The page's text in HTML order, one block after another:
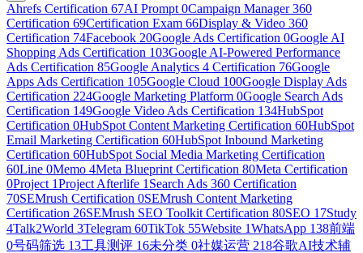
Ahrefs Certification 67AI Prompt 0Campaign Manager 360
Certification 69Certification Exam 66Display & Video 360
Certification 74Facebook 20Google Ads Certification 0Google AI
Shopping Ads Certification 103Google AI-Powered Performance
Ads Certification 85Google Analytics 4 Certification 76Google
Apps Ads Certification 105Google Cloud 100Google Display Ads
Certification 224Google Marketing Platform 0Google Search Ads
Certification 149Google Video Ads Certification 134HubSpot
Certification 0HubSpot Content Marketing Certification 60HubSpot
Email Marketing Certification 60HubSpot Inbound Marketing
Certification 60HubSpot Social Media Marketing Certification
60Line 0Memo 4Meta Blueprint Certification 80Meta Certification
0Project 1Project Afterlife 1 Search Ads 360 Certification
70SEMrush Certification 0SEMrush Content Marketing
Certification 26SEMrush SEO Toolkit Certification 80SEO 17Study
4Talk2World 3Telegram 60TikTok 55Website 1WhatsApp 138前端
0号码筛选 13工具测评 16未分类 0社媒运营 218谷歌AI技术辅